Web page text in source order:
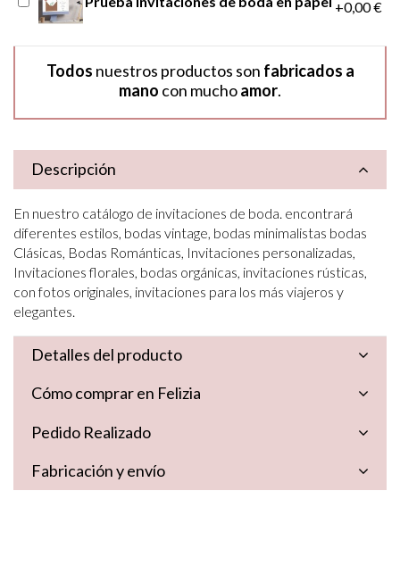
+0,00 €
Todos nuestros productos son fabricados a
mano con muchoamor.
Descripción
En nuestro catálogo de invitaciones de boda. encontrará
diferentes estilos, bodas vintage, bodas minimalistas bodas
Clásicas, Bodas Románticas, Invitaciones personalizadas,
Invitaciones florales, bodas orgánicas, invitaciones rústicas,
con fotos originales, invitaciones para los más viajeros y
elegantes.
Detalles del producto
Cómo comprar en Felizia
Pedido Realizado
Fabricación y envío